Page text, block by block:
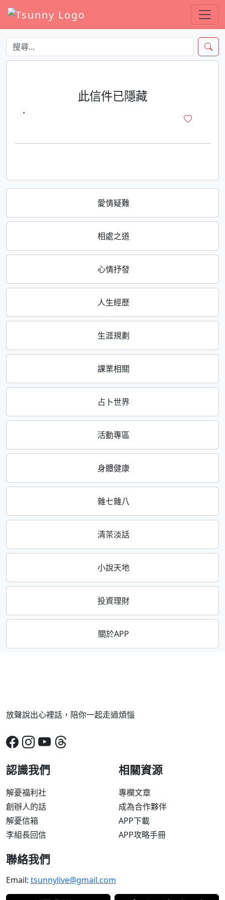
愛情疑難
相處之道
心情抒發
人生經歷
生涯規劃
課業相關
占卜世界
活動專區
身體健康
雜七雜八
清茶淡話
小說天地
投資理財
關於APP
此信件已隱藏
·
放聲說出心裡話，陪你一起走過煩惱
認識我們
解憂福利社
創辦人的話
解憂信箱
李組長回信
相關資源
專欄文章
成為合作夥伴
APP下載
APP攻略手冊
聯絡我們
Email: tsunnylive@gmail.com